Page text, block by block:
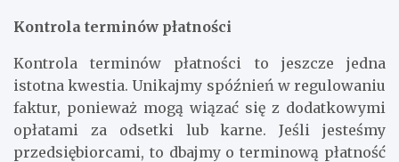
Kontrola terminów płatności
Kontrola terminów płatności to jeszcze jedna
istotna kwestia. Unikajmy spóźnień w regulowaniu
faktur, ponieważ mogą wiązać się z dodatkowymi
opłatami za odsetki lub karne. Jeśli jesteśmy
przedsiębiorcami, to dbajmy o terminową płatność